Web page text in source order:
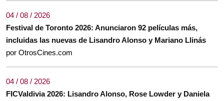
04 / 08 / 2026
Festival de Toronto 2026: Anunciaron 92 películas más,
incluidas las nuevas de Lisandro Alonso y Mariano Llinás
por OtrosCines.com
04 / 08 / 2026
FICValdivia 2026: Lisandro Alonso, Rose Lowder y Daniela